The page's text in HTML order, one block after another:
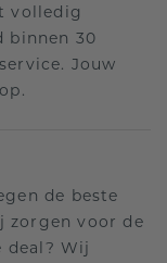
volledig
binnen 30
Jouw
de beste
zorgen voor de
deal? Wij